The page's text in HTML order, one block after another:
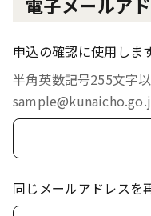
申込の確認に使用しま
半角英数記号255文字
同じメールアドレスを